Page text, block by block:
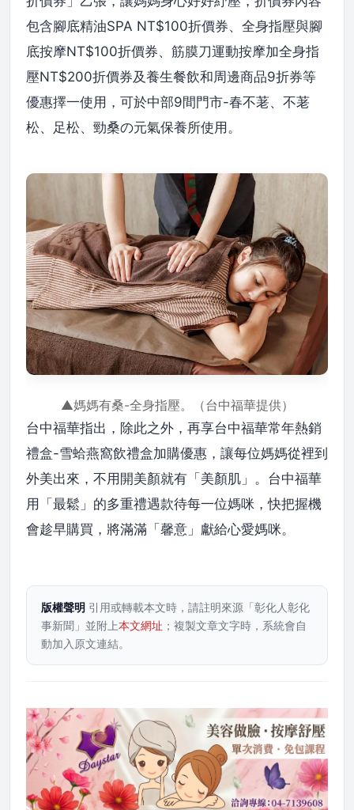
包含腳底精油SPA NT$100折價券、全身指壓與腳
底按摩NT$100折價券、筋膜刀運動按摩加全身指
壓NT$200折價券及養生餐飲和周邊商品9折券等
優惠擇一使用，可於中部9間門市-春不荖、不荖
松、足松、勁桑の元氣保養所使用。
▲媽媽有桑-全身指壓。（台中福華提供）
台中福華指出，除此之外，再享台中福華常年熱銷
禮盒-雪蛤燕窩飲禮盒加購優惠，讓每位媽媽從裡到
外美出來，不用開美顏就有「美顏肌」。台中福華
用「最鬆」的多重禮遇款待每一位媽咪，快把握機
會趁早購買，將滿滿「馨意」獻給心愛媽咪。
版權聲明 引用或轉載本文時，請註明來源「彰化人彰化
事新聞」並附上本文網址 ；複製文章文字時，系統會自
動加入原文連結。